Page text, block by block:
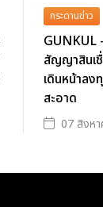
กระดานข่าว
GUNKUL
สัญญาสินเ
เดินหน้าลง
สะอาด
07 สิงห